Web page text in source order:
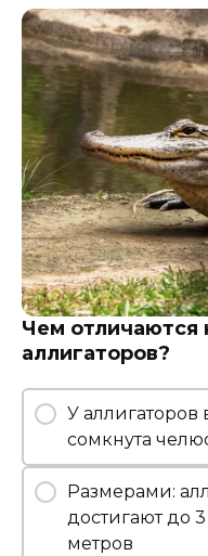
Чем отличаются
аллигаторов?
У аллигаторов
сомкнута
Размерами:
достигают до
метров